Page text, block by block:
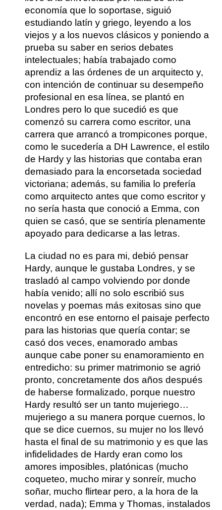
economía que lo soportase, siguió
estudiando latín y griego, leyendo a los
viejos y a los nuevos clásicos y poniendo a
prueba su saber en serios debates
intelectuales; había trabajado como
aprendiz a las órdenes de un arquitecto y,
con intención de continuar su desempeño
profesional en esa línea, se plantó en
Londres pero lo que sucedió es que
comenzó su carrera como escritor, una
carrera que arrancó a trompicones porque,
como le sucedería a DH Lawrence, el estilo
de Hardy y las historias que contaba eran
demasiado para la encorsetada sociedad
victoriana; además, su familia lo prefería
como arquitecto antes que como escritor y
no sería hasta que conoció a Emma, con
quien se casó, que se sentiría plenamente
apoyado para dedicarse a las letras.
La ciudad no es para mi, debió pensar
Hardy, aunque le gustaba Londres, y se
trasladó al campo volviendo por donde
había venido; allí no solo escribió sus
novelas y poemas más exitosas sino que
encontró en ese entorno el paisaje perfecto
para las historias que quería contar; se
casó dos veces, enamorado ambas
aunque cabe poner su enamoramiento en
entredicho: su primer matrimonio se agrió
pronto, concretamente dos años después
de haberse formalizado, porque nuestro
Hardy resultó ser un tanto mujeriego…
mujeriego a su manera porque cuernos, lo
que se dice cuernos, su mujer no los llevó
hasta el final de su matrimonio y es que las
infidelidades de Hardy eran como los
amores imposibles, platónicas (mucho
coqueteo, mucho mirar y sonreír, mucho
soñar, mucho flirtear pero, a la hora de la
verdad, nada); Emma y Thomas, instalados